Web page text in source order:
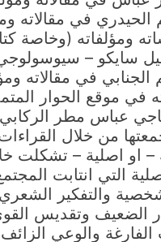
الحيدري في مقالاته
ومؤلفاته (وخاصة
سايكو –
في مقالاته
في موقع الحوار
عباس مطر
من خلال
– او اصلية – تشكلت
التي انتابت
الشخصية والتفكير
الضعيف وتقديس
والوعي